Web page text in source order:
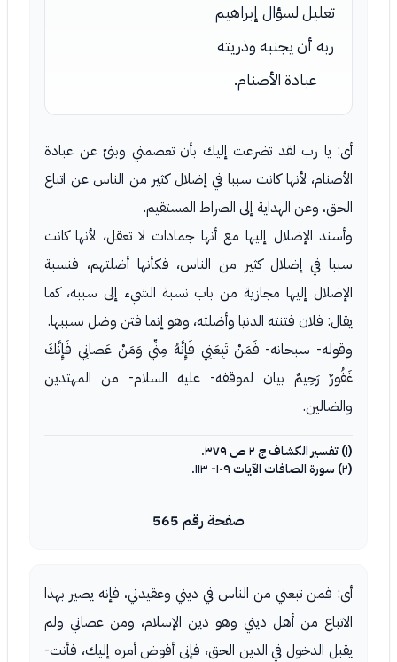
تعليل لسؤال إبراهيم
ربه أن يجنبه وذريته
عبادة الأصنام.
أى: يا رب لقد تضرعت إليك بأن تعصمني وبنىّ عن عبادة
الأصنام، لأنها كانت سببا في إضلال كثير من الناس عن اتباع
الحق، وعن الهداية إلى الصراط المستقيم.
وأسند الإضلال إليها مع أنها جمادات لا تعقل، لأنها كانت
سببا في إضلال كثير من الناس، فكأنها أضلتهم، فنسبة
الإضلال إليها مجازية من باب نسبة الشيء إلى سببه، كما
يقال: فلان فتنته الدنيا وأضلته، وهو إنما فتن وضل بسببها.
وقوله- سبحانه- فَمَنْ تَبِعَنِي فَإِنَّهُ مِنِّي وَمَنْ عَصانِي فَإِنَّكَ
غَفُورٌ رَحِيمٌ بيان لموقفه- عليه السلام- من المهتدين
والضالين.
(١) تفسير الكشاف ج ٢ ص ٣٧٩.
(٢) سورة الصافات الآيات ١٠٩- ١١٣.
صفحة رقم 565
أى: فمن تبعني من الناس في ديني وعقيدتي، فإنه يصير بهذا
الاتباع من أهل ديني وهو دين الإسلام، ومن عصاني ولم
يقبل الدخول في الدين الحق، فإنى أفوض أمره إليك، فأنت-